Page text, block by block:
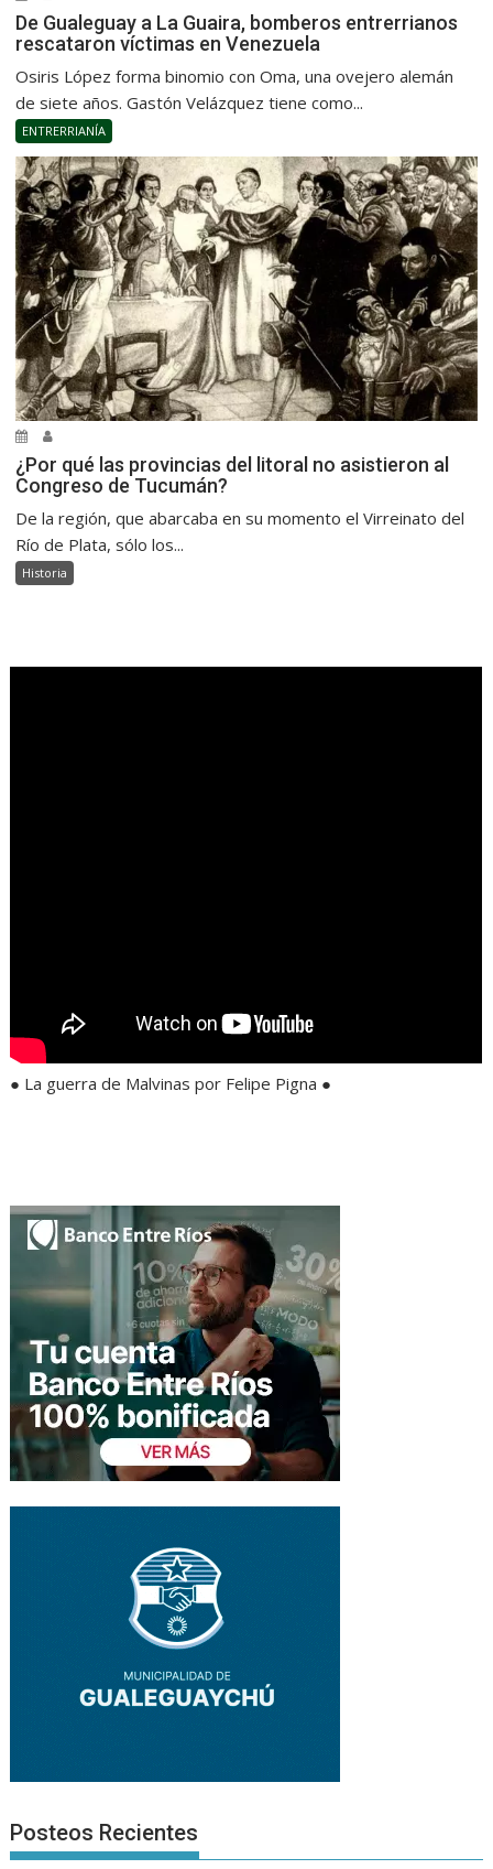
De Gualeguay a La Guaira, bomberos entrerrianos
rescataron víctimas en Venezuela
Osiris López forma binomio con Oma, una ovejero alemán
de siete años. Gastón Velázquez tiene como...
ENTRERRIANÍA
¿Por qué las provincias del litoral no asistieron al
Congreso de Tucumán?
De la región, que abarcaba en su momento el Virreinato del
Río de Plata, sólo los...
Historia
● La guerra de Malvinas por Felipe Pigna ●
Posteos Recientes